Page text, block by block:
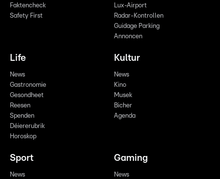
Faktencheck
Safety First
Lux-Airport
Radar-Kontrollen
Guidage Parking
Annoncen
Life
News
Gastronomie
Gesondheet
Reesen
Spenden
Déiererubrik
Horoskop
Kultur
News
Kino
Musek
Bicher
Agenda
Sport
News
Gaming
News